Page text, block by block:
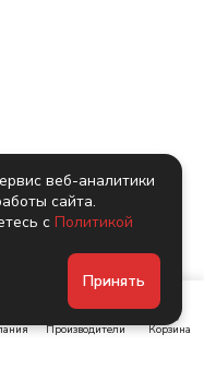
Производители Корзина
веб-аналитики
сайта.
с Политикой
Принять